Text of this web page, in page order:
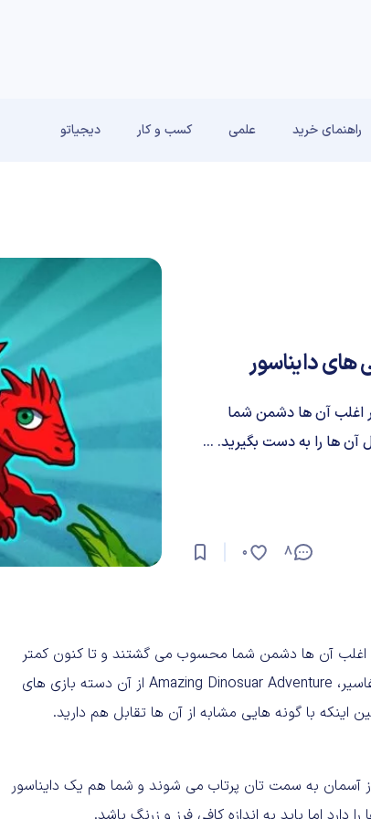
راهنمای خرید علمی کسب و کار دیجیاتو
اغلب آن ها دشمن شما
آن ها را به دست بگیرید. ...
8
0
اغلب آن ها دشمن شما محسوب می گشتند و تا کنون کمتر
پیش آمده که بتوانید کنترل آن ها را به دست بگیرید. با این تفاسیر، Amazing Dinosuar Adventure از آن دسته بازی های
با گونه هایی مشابه از آن ها تقابل هم دارید.
آسمان به سمت تان پرتاب می شوند و شما هم یک دایناسور